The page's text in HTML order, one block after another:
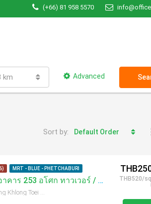
(+66) 81 958 5570
km Advanced
Sort by: Default Order
MRT - BLUE - PHETCHABURI
เช่าสำนักงาน 567 ตรม อาคาร 253 อโศก ทาวเวอร์ / 253 Asoke Tower
253 Soi Sukhumvit 21, Khwaeng Khlong Toei Nuea, Khet Watthana, Krung Thep Maha Nakhon 10110, Thailand
THB520/